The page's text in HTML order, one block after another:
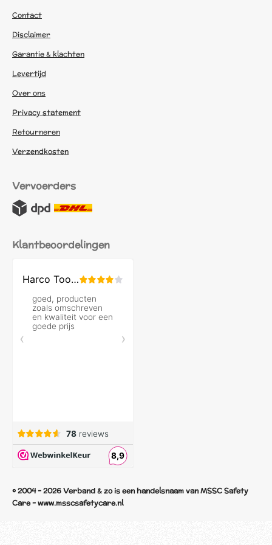
Contact
Disclaimer
Garantie & klachten
Levertijd
Over ons
Privacy statement
Retourneren
Verzendkosten
Vervoerders
Klantbeoordelingen
© 2004 - 2026 Verband & zo is een handelsnaam van MSSC Safety
Care - www.msscsafetycare.nl